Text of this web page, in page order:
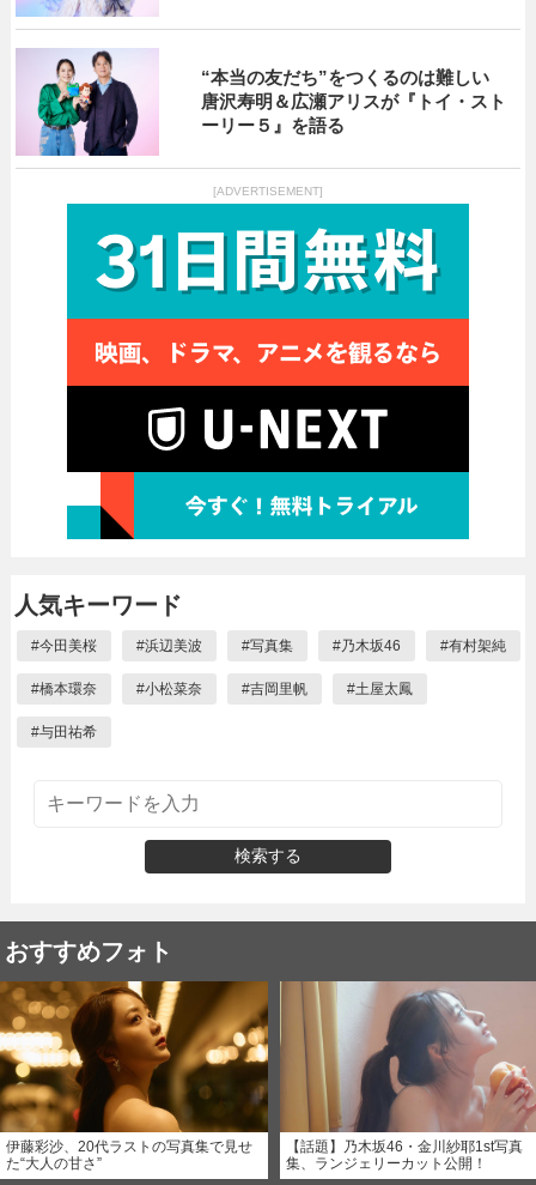
“本当の友だち”をつくるのは難しい
唐沢寿明＆広瀬アリスが『トイ・スト
ーリー５』を語る
[ADVERTISEMENT]
人気キーワード
#今田美桜 #浜辺美波 #写真集 #乃木坂46 #有村架純
#橋本環奈 #小松菜奈 #吉岡里帆 #土屋太鳳
#与田祐希
検索する
おすすめフォト
伊藤彩沙、20代ラストの写真集で見せ
た“大人の甘さ”
【話題】乃木坂46・金川紗耶1st写真
集、ランジェリーカット公開！